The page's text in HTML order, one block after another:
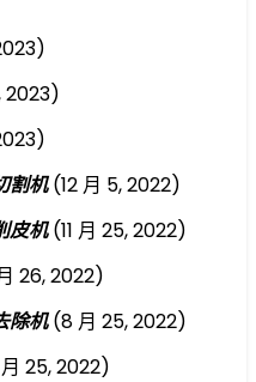
2023)
割机 (12 月 5, 2022)
皮机 (11 月 25, 2022)
26, 2022)
除机 (8 月 25, 2022)
25, 2022)